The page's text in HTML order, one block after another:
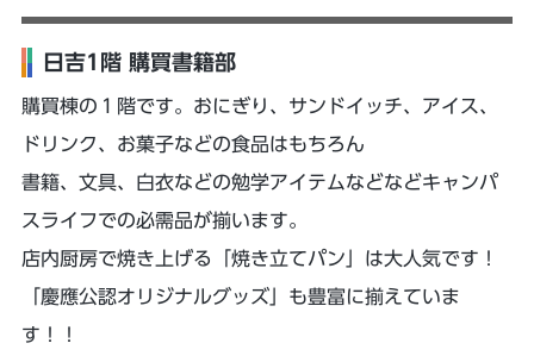
日吉1階 購買書籍部
購買棟の１階です。おにぎり、サンドイッチ、アイス、
ドリンク、お菓子などの食品はもちろん
書籍、文具、白衣などの勉学アイテムなどなどキャンパ
スライフでの必需品が揃います。
店内厨房で焼き上げる「焼き立てパン」は大人気です！
「慶應公認オリジナルグッズ」も豊富に揃えていま
す！！